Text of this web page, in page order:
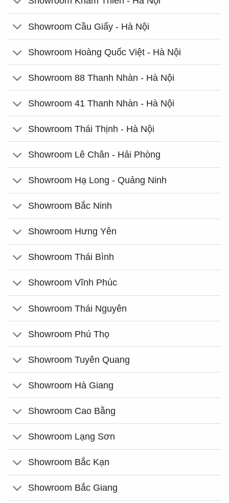
Showroom Cầu Giấy - Hà Nội
Showroom Hoàng Quốc Việt - Hà Nội
Showroom 88 Thanh Nhàn - Hà Nội
Showroom 41 Thanh Nhàn - Hà Nội
Showroom Thái Thịnh - Hà Nội
Showroom Lê Chân - Hải Phòng
Showroom Hạ Long - Quảng Ninh
Showroom Bắc Ninh
Showroom Hưng Yên
Showroom Thái Bình
Showroom Vĩnh Phúc
Showroom Thái Nguyên
Showroom Phú Thọ
Showroom Tuyên Quang
Showroom Hà Giang
Showroom Cao Bằng
Showroom Lạng Sơn
Showroom Bắc Kạn
Showroom Bắc Giang